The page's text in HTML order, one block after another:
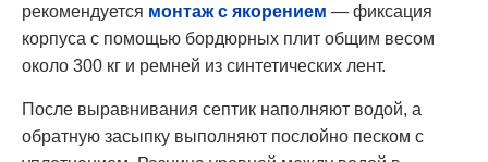
рекомендуется монтаж с якорением — фиксация
корпуса с помощью бордюрных плит общим весом
около 300 кг и ремней из синтетических лент.
После выравнивания септик наполняют водой, а
обратную засыпку выполняют послойно песком с